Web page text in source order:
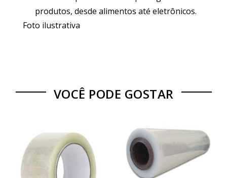
produtos, desde alimentos até eletrônicos.
Foto ilustrativa
VOCÊ PODE GOSTAR